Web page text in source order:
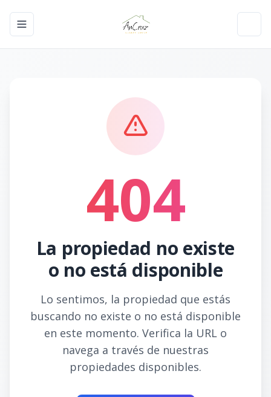
Toggle navigation menu
404
La propiedad no existe
o no está disponible
Lo sentimos, la propiedad que estás
buscando no existe o no está disponible
en este momento. Verifica la URL o
navega a través de nuestras
propiedades disponibles.